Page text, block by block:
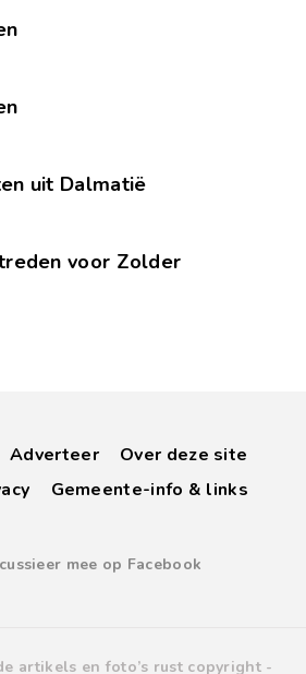
uit Dalmatië
voor Zolder
Adverteer
Over deze site
Gemeente-info & links
mee op Facebook
artikels en foto’s rust copyright -